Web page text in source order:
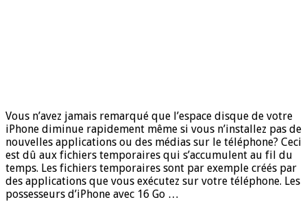
Vous n’avez jamais remarqué que l’espace disque de votre
iPhone diminue rapidement même si vous n’installez pas de
nouvelles applications ou des médias sur le téléphone? Ceci
est dû aux fichiers temporaires qui s’accumulent au fil du
temps. Les fichiers temporaires sont par exemple créés par
des applications que vous exécutez sur votre téléphone. Les
possesseurs d’iPhone avec 16 Go …